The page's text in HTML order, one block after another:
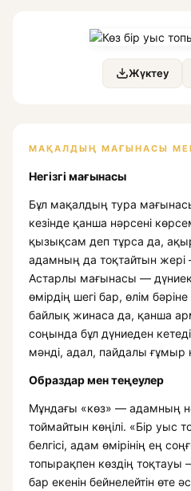
Жүктеу
МАҚАЛДЫҢ МАҒЫНАСЫ МЕН
Негізгі мағынасы
Бұл мақалдың тура
кезінде қанша нәрсені
қызықсам деп тұрса да,
адамның да тоқтайтын жері
Астарлы мағынасы —
өмірдің шегі бар, өлім
байлық жинаса да, қанша
соңында бұл дүниеден
мәнді, адал, пайдалы ғұмыр
Образдар мен теңеулер
Мұндағы «көз» — адамның
тоймайтын көңілі. «Бір уыс
белгісі, адам өмірінің ең
топырақпен көздің
бар екенін бейнелейтін өте